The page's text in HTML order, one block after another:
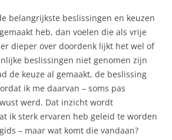
belangrijkste beslissingen en keuzen
heb, dan voelen die als vrije
dieper over doordenk lijkt het wel of
beslissingen niet genomen zijn
de keuze al gemaakt, de beslissing
ik me daarvan – soms pas
werd. Dat inzicht wordt
ik sterk ervaren heb geleid te worden
– maar wat komt die vandaan?